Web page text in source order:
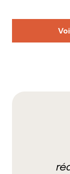
Répondre
5 juin 2012 à 21
Répondre